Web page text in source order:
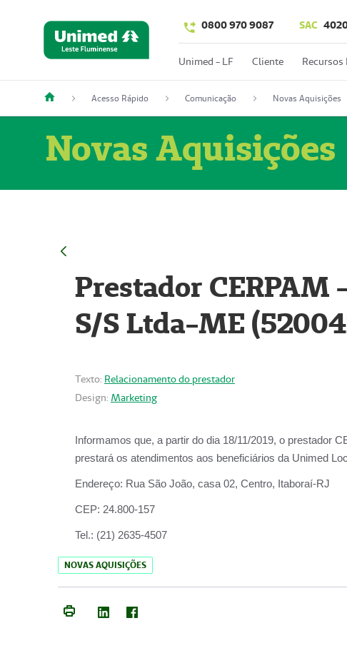
0800 970 9087 SAC
Unimed - LF Cliente Recursos
Acesso Rápido Comunicação Novas Aquisições
Novas Aquisições
Prestador CERPAM
S/S Ltda-ME
Texto: Relacionamento do prestador
Design: Marketing
Informamos que, a partir do dia 18/11/2019, o prestador
prestará os atendimentos aos beneficiários da Unimed
Endereço: Rua São João, casa 02, Centro, Itaboraí-RJ
CEP: 24.800-157
Tel.: (21) 2635-4507
NOVAS AQUISIÇÕES